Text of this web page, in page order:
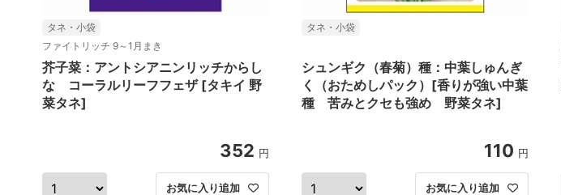
タネ・小袋
ファイトリッチ 9～1月まき
芥子菜：アントシアニンリッチからし
な コーラルリーフフェザ [タキイ 野
菜タネ]
352 円
お気に入り追加
タネ・小袋
シュンギク（春菊）種：中葉しゅんぎ
く（おためしパック）[香りが強い中葉
種 苦みとクセも強め 野菜タネ]
110 円
お気に入り追加